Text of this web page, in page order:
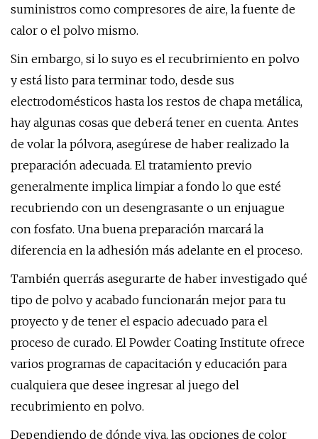
suministros como compresores de aire, la fuente de
calor o el polvo mismo.
Sin embargo, si lo suyo es el recubrimiento en polvo
y está listo para terminar todo, desde sus
electrodomésticos hasta los restos de chapa metálica,
hay algunas cosas que deberá tener en cuenta. Antes
de volar la pólvora, asegúrese de haber realizado la
preparación adecuada. El tratamiento previo
generalmente implica limpiar a fondo lo que esté
recubriendo con un desengrasante o un enjuague
con fosfato. Una buena preparación marcará la
diferencia en la adhesión más adelante en el proceso.
También querrás asegurarte de haber investigado qué
tipo de polvo y acabado funcionarán mejor para tu
proyecto y de tener el espacio adecuado para el
proceso de curado. El Powder Coating Institute ofrece
varios programas de capacitación y educación para
cualquiera que desee ingresar al juego del
recubrimiento en polvo.
Dependiendo de dónde viva, las opciones de color